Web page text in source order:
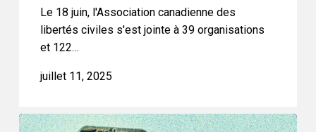
Le 18 juin, l'Association canadienne des
libertés civiles s'est jointe à 39 organisations
et 122…
juillet 11, 2025
L’ACLC